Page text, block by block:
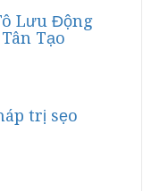
Lưu Động
Tạo
trị sẹo